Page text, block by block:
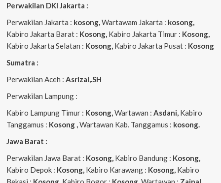
Perwakilan DKI Jakarta :
Perwakilan Jakarta : kosong,Wartawam Jakarta : kosong,
Kabiro Jakarta Barat : Kosong, Kabiro Jakarta Timur : Kosong,
Kabiro Jakarta Selatan : Kosong, Kabiro Jakarta Pusat : Kosong
Sumatra :
Perwakilan Aceh : Asrizal,.SH
Perwakilan Lampung :
Kabiro Lampung Timur : Kosong,Wartawan : Asdani, Kabiro
Tanggamus : Kosong ,Wartawan Kab. Tanggamus : kosong.
Jawa Barat :
Perwakilan Jawa Barat : Kosong,Kabiro Bandung : Kosong,
Kabiro Depok : Kosong,Kabiro Karawang : Kosong,Kabiro